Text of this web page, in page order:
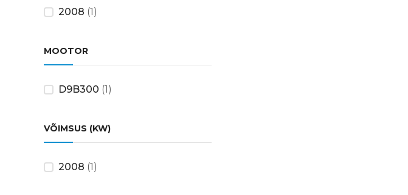
2008 (1)
MOOTOR
D9B300 (1)
VÕIMSUS (KW)
2008 (1)